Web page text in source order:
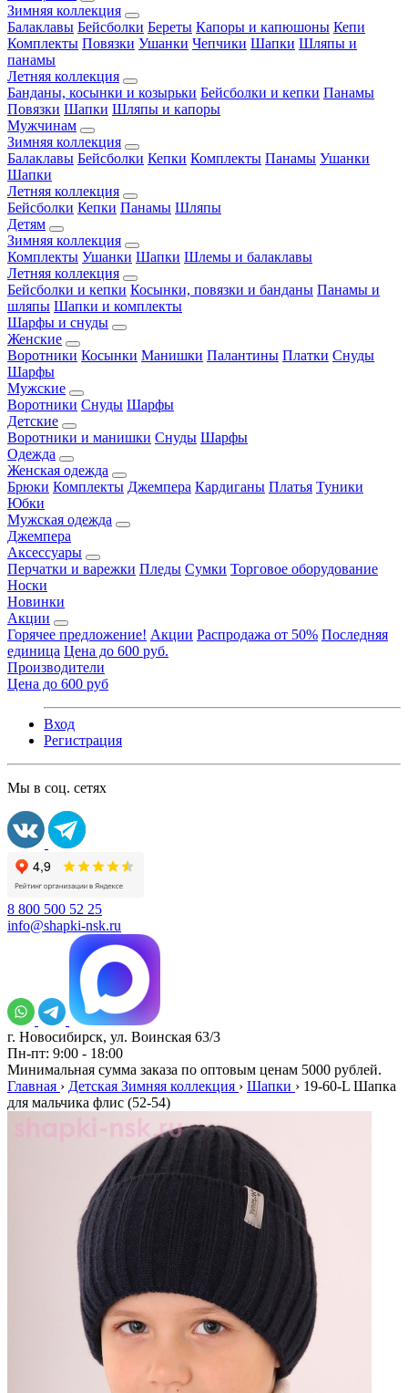
Зимняя коллекция
Балаклавы Бейсболки Береты Капоры и капюшоны Кепи
Комплекты Повязки Ушанки Чепчики Шапки Шляпы и
панамы
Летняя коллекция
Банданы, косынки и козырьки Бейсболки и кепки Панамы
Повязки Шапки Шляпы и капоры
Мужчинам
Зимняя коллекция
Балаклавы Бейсболки Кепки Комплекты Панамы Ушанки
Шапки
Летняя коллекция
Бейсболки Кепки Панамы Шляпы
Детям
Зимняя коллекция
Комплекты Ушанки Шапки Шлемы и балаклавы
Летняя коллекция
Бейсболки и кепки Косынки, повязки и банданы Панамы и
шляпы Шапки и комплекты
Шарфы и снуды
Женские
Воротники Косынки Манишки Палантины Платки Снуды
Шарфы
Мужские
Воротники Снуды Шарфы
Детские
Воротники и манишки Снуды Шарфы
Одежда
Женская одежда
Брюки Комплекты Джемпера Кардиганы Платья Туники
Юбки
Мужская одежда
Джемпера
Аксессуары
Перчатки и варежки Пледы Сумки Торговое оборудование
Носки
Новинки
Акции
Горячее предложение! Акции Распродажа от 50% Последняя
единица Цена до 600 руб.
Производители
Цена до 600 руб
Вход
Регистрация
Мы в соц. сетях
8 800 500 52 25
info@shapki-nsk.ru
г. Новосибирск, ул. Воинская 63/3
Пн-пт: 9:00 - 18:00
Минимальная сумма заказа по оптовым ценам 5000 рублей.
Главная › Детская Зимняя коллекция › Шапки › 19-60-L Шапка
для мальчика флис (52-54)